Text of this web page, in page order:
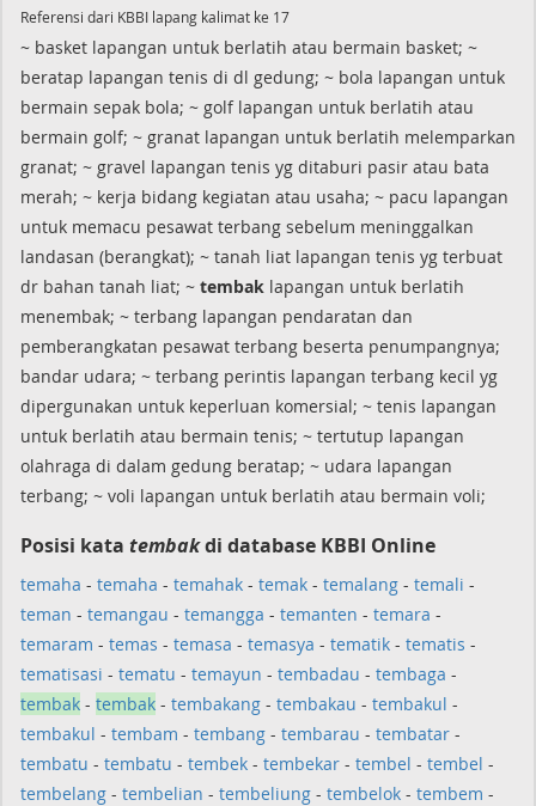
Referensi dari KBBI lapang kalimat ke 17
~ basket lapangan untuk berlatih atau bermain basket; ~
beratap lapangan tenis di dl gedung; ~ bola lapangan untuk
bermain sepak bola; ~ golf lapangan untuk berlatih atau
bermain golf; ~ granat lapangan untuk berlatih melemparkan
granat; ~ gravel lapangan tenis yg ditaburi pasir atau bata
merah; ~ kerja bidang kegiatan atau usaha; ~ pacu lapangan
untuk memacu pesawat terbang sebelum meninggalkan
landasan (berangkat); ~ tanah liat lapangan tenis yg terbuat
dr bahan tanah liat; ~ tembak lapangan untuk berlatih
menembak; ~ terbang lapangan pendaratan dan
pemberangkatan pesawat terbang beserta penumpangnya;
bandar udara; ~ terbang perintis lapangan terbang kecil yg
dipergunakan untuk keperluan komersial; ~ tenis lapangan
untuk berlatih atau bermain tenis; ~ tertutup lapangan
olahraga di dalam gedung beratap; ~ udara lapangan
terbang; ~ voli lapangan untuk berlatih atau bermain voli;
Posisi kata tembakdi database KBBI Online
temaha - temaha - temahak - temak - temalang - temali -
teman - temangau - temangga - temanten - temara -
temaram - temas - temasa - temasya - tematik - tematis -
tematisasi - tematu - temayun - tembadau - tembaga -
tembak - tembak - tembakang - tembakau - tembakul -
tembakul - tembam - tembang - tembarau - tembatar -
tembatu - tembatu - tembek - tembekar - tembel - tembel -
tembelang - tembelian - tembeliung - tembelok - tembem -